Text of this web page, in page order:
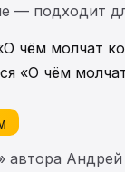
подходит
чём молчат
«О чём
автора